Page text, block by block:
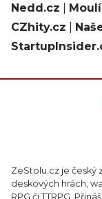
Nedd.cz
CZhity.cz
ZeStolu.cz je český
deskových hrách,
RPG či TTRPG.